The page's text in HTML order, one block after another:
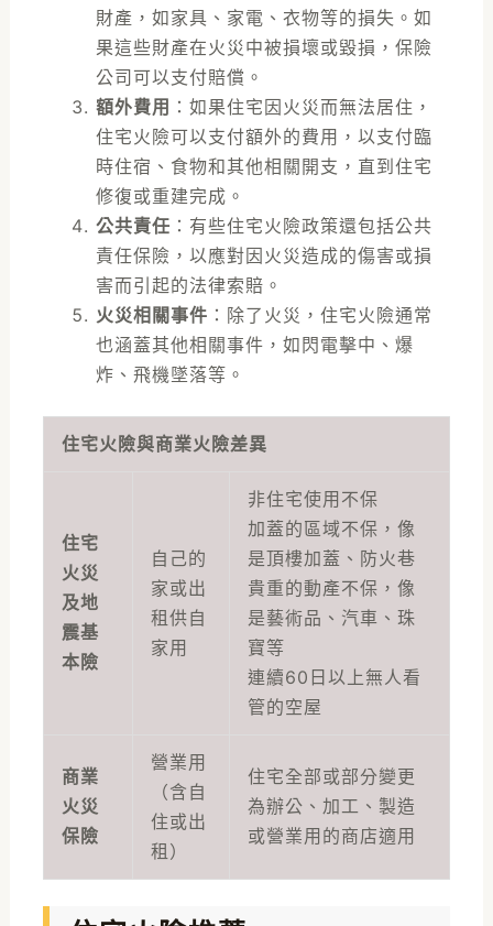
財產，如家具、家電、衣物等的損失。如
果這些財產在火災中被損壞或毀損，保險
公司可以支付賠償。
額外費用 ：如果住宅因火災而無法居住，
住宅火險可以支付額外的費用，以支付臨
時住宿、食物和其他相關開支，直到住宅
修復或重建完成。
公共責任 ：有些住宅火險政策還包括公共
責任保險，以應對因火災造成的傷害或損
害而引起的法律索賠。
火災相關事件 ：除了火災，住宅火險通常
也涵蓋其他相關事件，如閃電擊中、爆
炸、飛機墜落等。
住宅火險與商業火險差異
住宅
火災
及地
震基
本險
自己的
家或出
租供自
家用
非住宅使用不保
加蓋的區域不保，像
是頂樓加蓋、防火巷
貴重的動產不保，像
是藝術品、汽車、珠
寶等
連續60日以上無人看
管的空屋
商業
火災
保險
營業用
（含自
住或出
租）
住宅全部或部分變更
為辦公、加工、製造
或營業用的商店適用